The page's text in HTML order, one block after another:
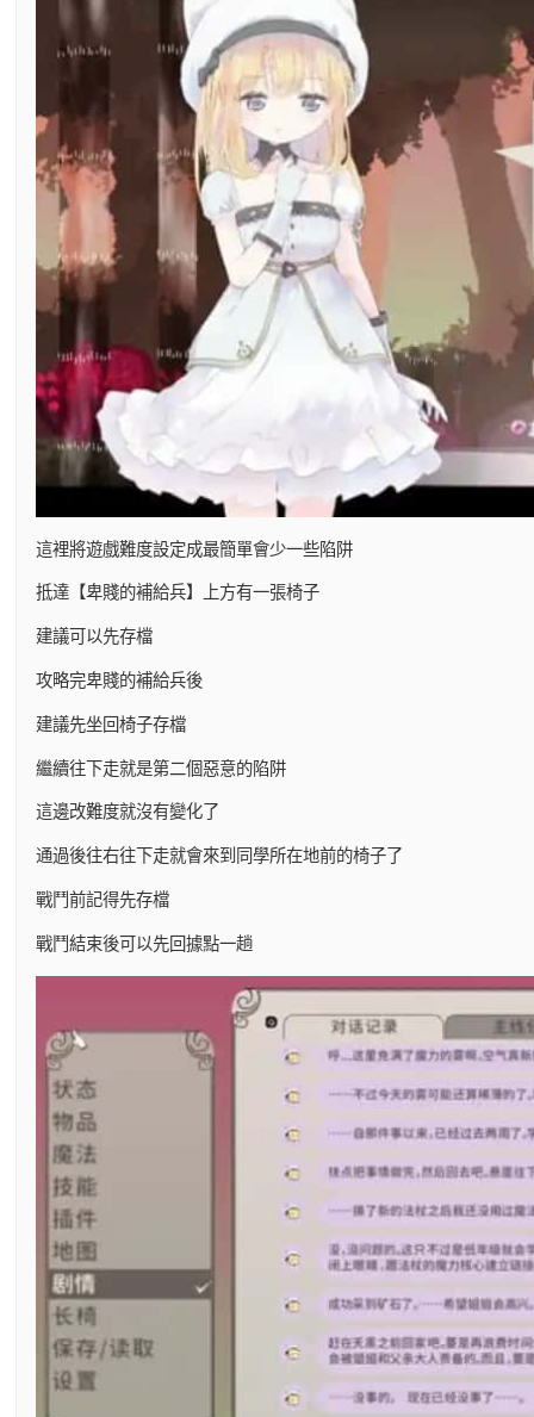
這裡將遊戲難度設定成最簡單會少一些陷阱
抵達【卑賤的補給兵】上方有一張椅子
建議可以先存檔
攻略完卑賤的補給兵後
建議先坐回椅子存檔
繼續往下走就是第二個惡意的陷阱
這邊改難度就沒有變化了
通過後往右往下走就會來到同學所在地前的椅子了
戰鬥前記得先存檔
戰鬥結束後可以先回據點一趟